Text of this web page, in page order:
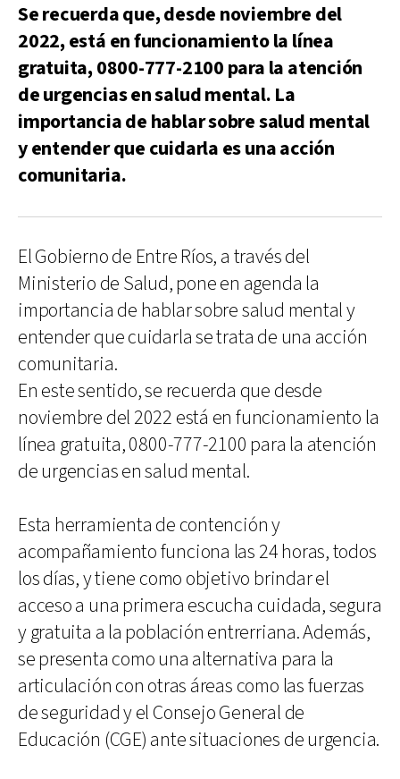
Se recuerda que, desde noviembre del
2022, está en funcionamiento la línea
gratuita, 0800-777-2100 para la atención
de urgencias en salud mental. La
importancia de hablar sobre salud mental
y entender que cuidarla es una acción
comunitaria.
El Gobierno de Entre Ríos, a través del
Ministerio de Salud, pone en agenda la
importancia de hablar sobre salud mental y
entender que cuidarla se trata de una acción
comunitaria.
En este sentido, se recuerda que desde
noviembre del 2022 está en funcionamiento la
línea gratuita, 0800-777-2100 para la atención
de urgencias en salud mental.
Esta herramienta de contención y
acompañamiento funciona las 24 horas, todos
los días, y tiene como objetivo brindar el
acceso a una primera escucha cuidada, segura
y gratuita a la población entrerriana. Además,
se presenta como una alternativa para la
articulación con otras áreas como las fuerzas
de seguridad y el Consejo General de
Educación (CGE) ante situaciones de urgencia.